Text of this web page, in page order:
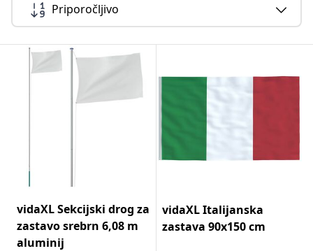
Priporočljivo
vidaXL Sekcijski drog za
zastavo srebrn 6,08 m
aluminij
vidaXL Italijanska
zastava 90x150 cm